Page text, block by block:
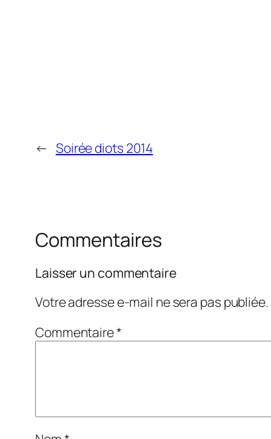
← Soirée diots 2014
Commentaires
Laisser un commentaire
Votre adresse e-mail ne sera pas publiée.
Commentaire*